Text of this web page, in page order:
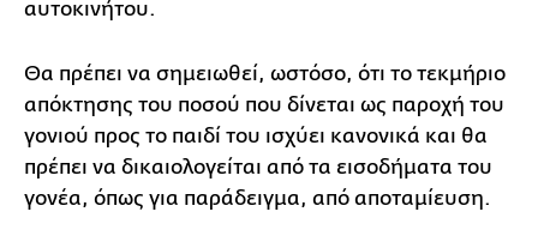
αυτοκινήτου.
Θα πρέπει να σημειωθεί, ωστόσο, ότι το τεκμήριο
απόκτησης του ποσού που δίνεται ως παροχή του
γονιού προς το παιδί του ισχύει κανονικά και θα
πρέπει να δικαιολογείται από τα εισοδήματα του
γονέα, όπως για παράδειγμα, από αποταμίευση.